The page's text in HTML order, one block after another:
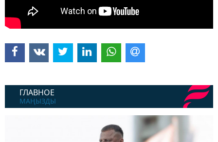
ГЛАВНОЕ
МАҢЫЗДЫ